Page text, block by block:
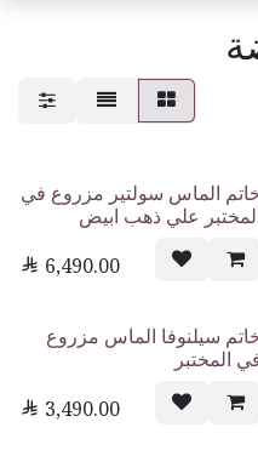
الماس سولتير مزروع في
علي ذهب ابيض
 6,490.00
سيلنوفا الماس مزروع
المختبر
 3,490.00